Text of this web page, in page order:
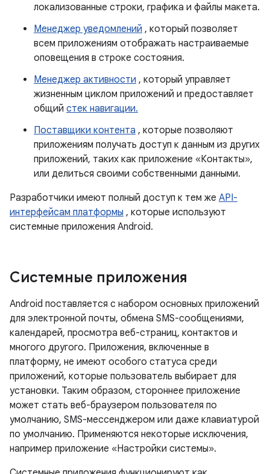
локализованные строки, графика и файлы макета.
Менеджер уведомлений , который позволяет
всем приложениям отображать настраиваемые
оповещения в строке состояния.
Менеджер активности , который управляет
жизненным циклом приложений и предоставляет
общий стек навигации.
Поставщики контента , которые позволяют
приложениям получать доступ к данным из других
приложений, таких как приложение «Контакты»,
или делиться своими собственными данными.
Разработчики имеют полный доступ к тем же API-
интерфейсам платформы , которые используют
системные приложения Android.
Системные приложения
Android поставляется с набором основных приложений
для электронной почты, обмена SMS-сообщениями,
календарей, просмотра веб-страниц, контактов и
многого другого. Приложения, включенные в
платформу, не имеют особого статуса среди
приложений, которые пользователь выбирает для
установки. Таким образом, стороннее приложение
может стать веб-браузером пользователя по
умолчанию, SMS-мессенджером или даже клавиатурой
по умолчанию. Применяются некоторые исключения,
например приложение «Настройки системы».